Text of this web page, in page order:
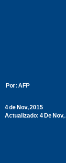
Por: AFP
4 de Nov, 2015
Actualizado: 4 De Nov,